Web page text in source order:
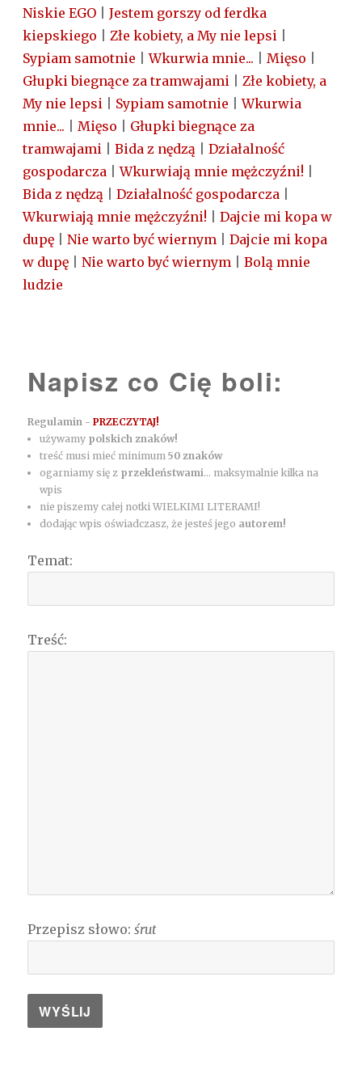
Niskie EGO
Jestem gorszy od ferdka
kiepskiego
Złe kobiety, a My nie lepsi
Sypiam samotnie |Wkurwia mnie... Mięso
Głupki biegnące za tramwajami
Złe kobiety, a
My nie lepsi
Sypiam samotnie |Wkurwia
mnie...
Mięso
Głupki biegnące za
tramwajami
Bida z nędzą
Działalność
gospodarcza |Wkurwiają mnie mężczyźni!
Bida z nędzą
Działalność gospodarcza
Wkurwiają mnie mężczyźni!
Dajcie mi kopa w
dupę
Nie warto być wiernym
Dajcie mi kopa
w dupę
Nie warto być wiernym
Bolą mnie
ludzie
Napisz co Cię boli:
Regulamin -PRZECZYTAJ!
używamy polskich znaków!
treść musi mieć minimum50 znaków
ogarniamy się z przekleństwami... maksymalnie kilka na
wpis
nie piszemy całej notki WIELKIMI LITERAMI!
dodając wpis oświadczasz, że jesteś jego autorem!
Temat:
Treść:
Przepisz słowo:śrut